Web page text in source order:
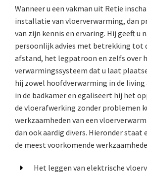
Wanneer u een vakman uit Retie
installatie van vloerverwarming, dan
van zijn kennis en ervaring. Hij geeft u
persoonlijk advies met betrekking tot
afstand, het legpatroon en zelfs over
verwarmingssysteem dat u laat
hij zowel hoofdverwarming in de
in de badkamer en egaliseert hij het
de vloerafwerking zonder problemen
werkzaamheden van een
dan ook aardig divers. Hieronder staat
de meest voorkomende
Het leggen van elektrische